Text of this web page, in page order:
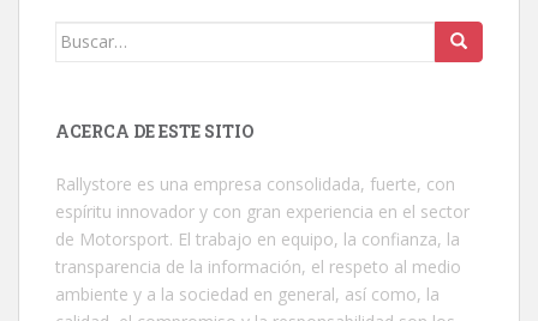
Buscar:
ACERCA DE ESTE SITIO
Rallystore es una empresa consolidada, fuerte, con
espíritu innovador y con gran experiencia en el sector
de Motorsport. El trabajo en equipo, la confianza, la
transparencia de la información, el respeto al medio
ambiente y a la sociedad en general, así como, la